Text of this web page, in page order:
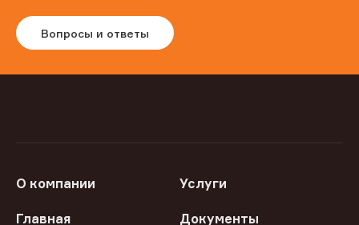
Вопросы и ответы
О компании Услуги
Главная Документы